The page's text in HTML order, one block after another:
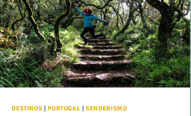
DESTINOS | PORTUGAL |SENDERISMO